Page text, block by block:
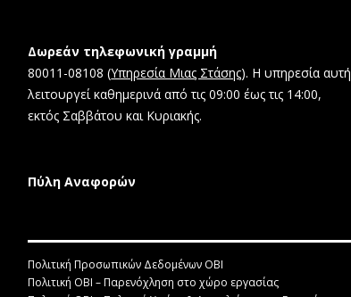
Δωρεάν τηλεφωνική γραμμή
80011-08108 (Υπηρεσία Μιας Στάσης). Η υπηρεσία αυτή
λειτουργεί καθημερινά από τις 09:00 έως τις 14:00,
εκτός Σαββάτου και Κυριακής.
Πύλη Αναφορών
Πολιτική Προσωπικών Δεδομένων ΟΒΙ
Πολιτική ΟΒΙ – Παρενόχληση στο χώρο εργασίας